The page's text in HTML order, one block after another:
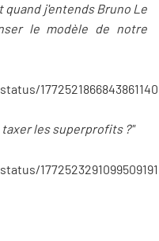
quand j'entends Bruno Le
le modèle de notre
les superprofits ?"
1772523291099509191